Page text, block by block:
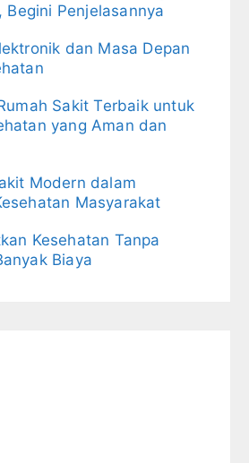
Begini Penjelasannya
dan Masa Depan
Sakit Terbaik untuk
yang Aman dan
Modern dalam
Masyarakat
Kesehatan Tanpa
Biaya